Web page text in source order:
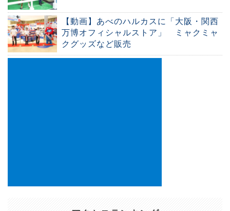
【動画】あべのハルカスに「大阪・関西
万博オフィシャルストア」 ミャクミャ
クグッズなど販売